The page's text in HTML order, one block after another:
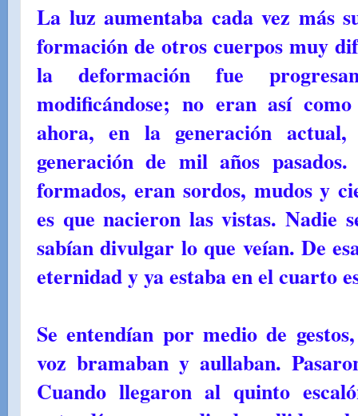
La luz aumentaba cada vez más
formación de otros cuerpos muy
la deformación fue
modificándose; no eran así
ahora, en la generación
generación de mil años
formados, eran sordos, mudos y
es que nacieron las vistas. Nadie
sabían divulgar lo que veían. De
eternidad y ya estaba en el cuarto
Se entendían por medio de
voz bramaban y aullaban.
Cuando llegaron al quinto